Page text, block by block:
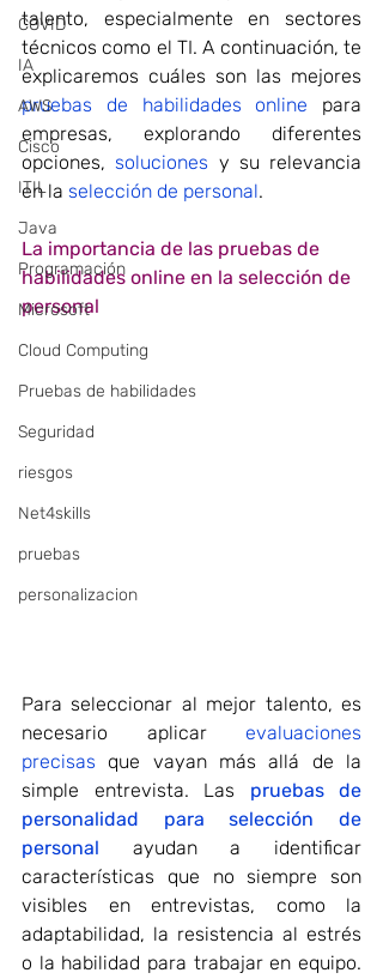
COVID
IA
AWS
Cisco
ITIL
Java
Programación
Microsoft
Cloud Computing
Pruebas de habilidades
Seguridad
riesgos
Net4skills
pruebas
personalizacion
talento, especialmente en sectores
técnicos como el TI. A continuación, te
pruebas de habilidades online para
empresas, explorando diferentes
opciones, soluciones y su relevancia
en la selección de personal.
La importancia de las pruebas de
habilidades online en la selección de
personal
Para seleccionar al mejor talento, es
necesario aplicar evaluaciones
precisas que vayan más allá de la
simple entrevista. Las pruebas de
personalidad para selección de
personal ayudan a identificar
características que no siempre son
visibles en entrevistas, como la
adaptabilidad, la resistencia al estrés
o la habilidad para trabajar en equipo.